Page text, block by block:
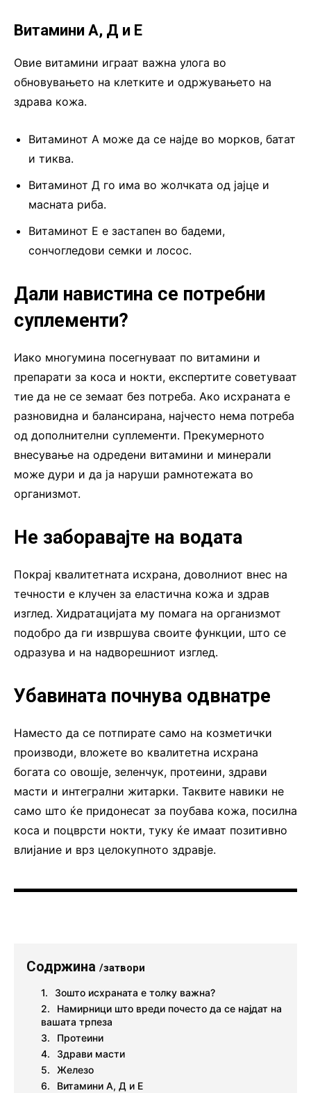
Витамини А, Д и Е
Овие витамини играат важна улога во
обновувањето на клетките и одржувањето на
здрава кожа.
Витаминот А може да се најде во морков, батат
и тиква.
Витаминот Д го има во жолчката од јајце и
масната риба.
Витаминот Е е застапен во бадеми,
сончогледови семки и лосос.
Дали навистина се потребни
суплементи?
Иако многумина посегнуваат по витамини и
препарати за коса и нокти, експертите советуваат
тие да не се земаат без потреба. Ако исхраната е
разновидна и балансирана, најчесто нема потреба
од дополнителни суплементи. Прекумерното
внесување на одредени витамини и минерали
може дури и да ја наруши рамнотежата во
организмот.
Не заборавајте на водата
Покрај квалитетната исхрана, доволниот внес на
течности е клучен за еластична кожа и здрав
изглед. Хидратацијата му помага на организмот
подобро да ги извршува своите функции, што се
одразува и на надворешниот изглед.
Убавината почнува одвнатре
Наместо да се потпирате само на козметички
производи, вложете во квалитетна исхрана
богата со овошје, зеленчук, протеини, здрави
масти и интегрални житарки. Таквите навики не
само што ќе придонесат за поубава кожа, посилна
коса и поцврсти нокти, туку ќе имаат позитивно
влијание и врз целокупното здравје.
Содржина /затвори
Зошто исхраната е толку важна?
Намирници што вреди почесто да се најдат на
вашата трпеза
Протеини
Здрави масти
Железо
Витамини А, Д и Е